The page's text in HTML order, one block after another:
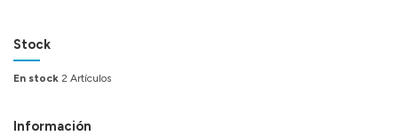
Stock
En stock 2 Artículos
Información